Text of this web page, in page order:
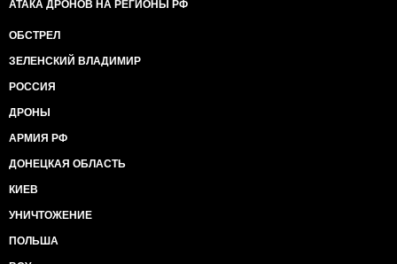
АТАКА ДРОНОВ НА РЕГИОНЫ РФ
ОБСТРЕЛ
ЗЕЛЕНСКИЙ ВЛАДИМИР
РОССИЯ
ДРОНЫ
АРМИЯ РФ
ДОНЕЦКАЯ ОБЛАСТЬ
КИЕВ
УНИЧТОЖЕНИЕ
ПОЛЬША